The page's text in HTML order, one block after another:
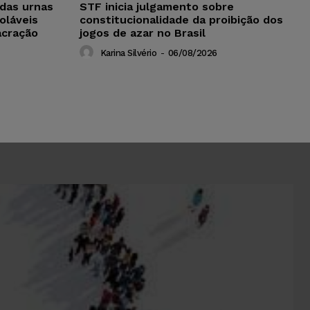
urnas
STF inicia julgamento sobre
constitucionalidade da proibição dos
jogos de azar no Brasil
Karina Silvério - 06/08/2026